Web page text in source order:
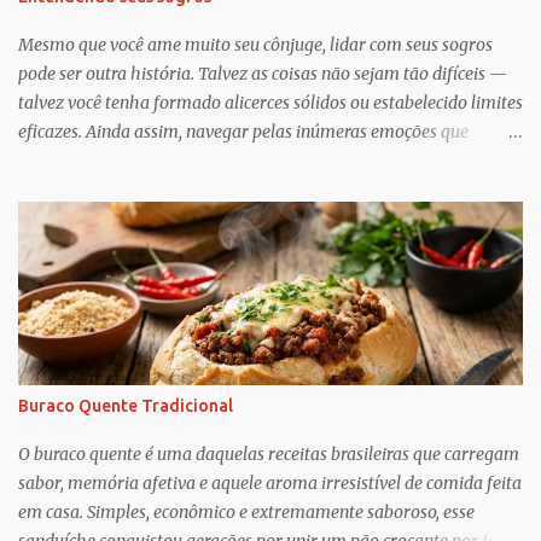
Mesmo que você ame muito seu cônjuge, lidar com seus sogros
pode ser outra história. Talvez as coisas não sejam tão difíceis —
talvez você tenha formado alicerces sólidos ou estabelecido limites
eficazes. Ainda assim, navegar pelas inúmeras emoções que
professor da Escola de Serviço Social da Universidade de
Maryland. Greif é coautor de In-Law Relationships: Mothers,
Daughters, Fathers, and Sons , para o qual ele e o coautor Michael
Wooley, PhD, MSW, DCSW, entrevistaram mais de 1.500 sogros
para compartilhar como esses relacionamentos, embora às vezes
complicados, também pode ser gratificante e
reconfortante. Embora a cultura popular e as narrativas sociais
nos façam acreditar que os relacionamentos familiares dão muito
trabalho para manter e podem ser confusos (quem assistiu The
Undoing ?), o que Greif descobriu é mais esperançoso:...
Buraco Quente Tradicional
O buraco quente é uma daquelas receitas brasileiras que carregam
sabor, memória afetiva e aquele aroma irresistível de comida feita
em casa. Simples, econômico e extremamente saboroso, esse